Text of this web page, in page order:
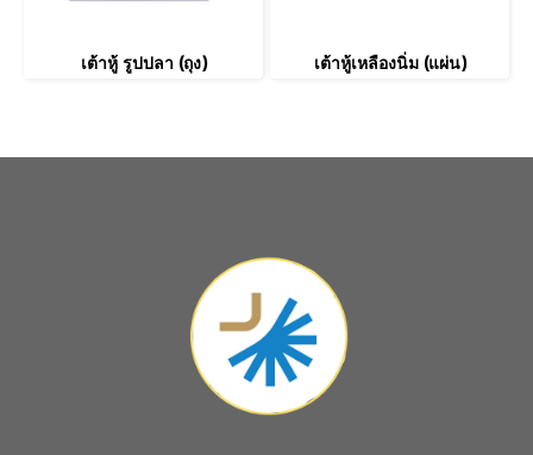
เต้าหู้ รูปปลา (ถุง) เต้าหู้เหลืองนิ่ม (แผ่น)